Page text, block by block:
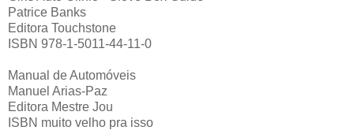
Patrice Banks
Editora Touchstone
ISBN 978-1-5011-44-11-0
Manual de Automóveis
Manuel Arias-Paz
Editora Mestre Jou
ISBN muito velho pra isso